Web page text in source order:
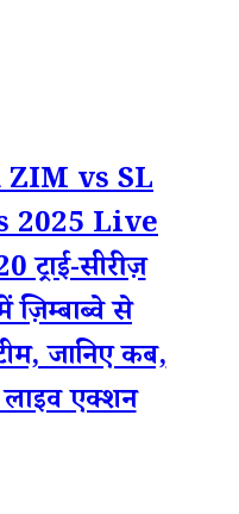
vs SL
2025 Live
सीरीज़
से
जानिए कब,
एक्शन